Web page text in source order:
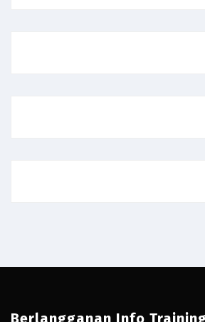
Berlangganan Info